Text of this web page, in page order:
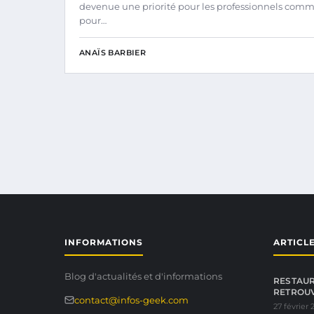
devenue une priorité pour les professionnels
pour…
ANAÏS BARBIER
INFORMATIONS
Blog d'actualités et d'informations
contact@infos-geek.com
27 février